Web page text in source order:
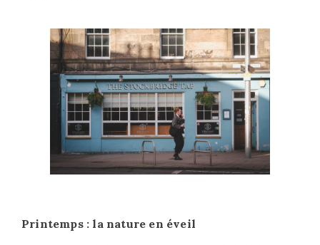
Printemps : la nature en éveil